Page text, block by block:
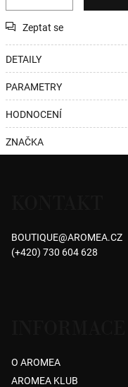
Zeptat se
DETAILY
PARAMETRY
HODNOCENÍ
ZNAČKA
BOUTIQUE@AROMEA.CZ
(+420) 730 604 628
O AROMEA
AROMEA KLUB